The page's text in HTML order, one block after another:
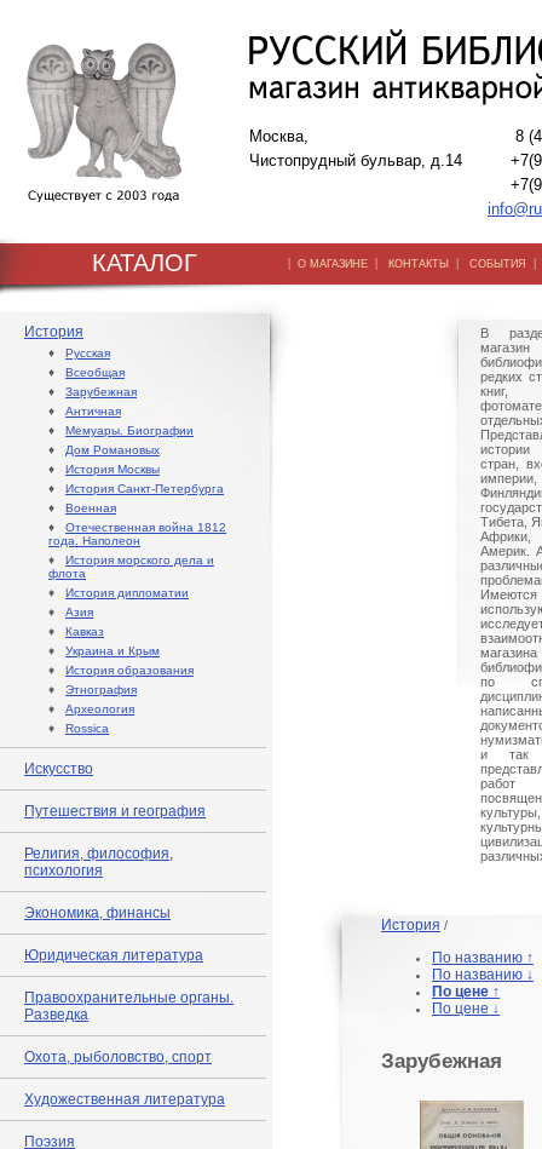
Москва,
Чистопрудный бульвар, д.14
8
КАТАЛОГ | О МАГАЗИНЕ | КОНТАКТЫ | СОБЫТИЯ
История
♦ Русская
♦ Всеобщая
♦ Зарубежная
♦ Античная
♦ Мемуары. Биографии
♦ Дом Романовых
♦ История Москвы
♦ История Санкт-Петербурга
♦ Военная
♦ Отечественная война 1812
года. Наполеон
♦ История морского дела и
флота
♦ История дипломатии
♦ Азия
♦ Кавказ
♦ Украина и Крым
♦ История образования
♦ Этнография
♦ Археология
♦ Rossica
Искусство
Путешествия и география
Религия, философия,
психология
Экономика, финансы
Юридическая литература
Правоохранительные органы.
Разведка
Охота, рыболовство, спорт
Художественная литература
Поэзия
В
магазин
редких
книг,
истории
стран,
Тибета,
Америк.
по
и так
работ
История /
По названию ↑
По названию ↓
По цене ↑
По цене ↓
Зарубежная